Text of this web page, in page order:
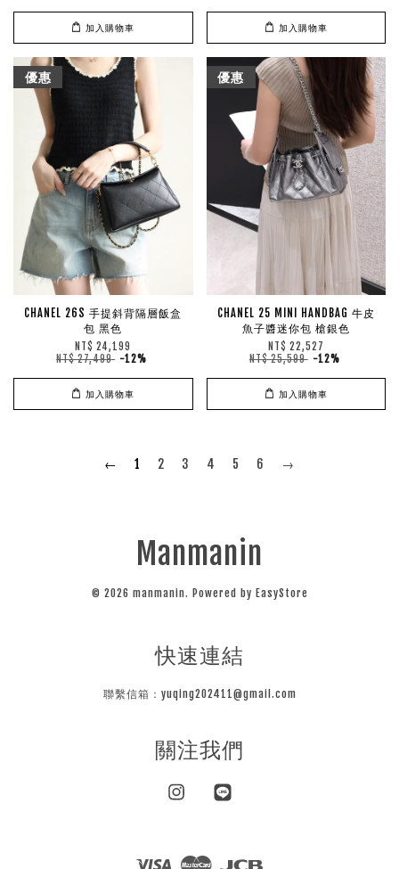
加入購物車 加入購物車
優惠
CHANEL 26S 手提斜背隔層飯盒
包 黑色
NT$ 24,199
NT$ 27,499 -12%
加入購物車
優惠
CHANEL 25 MINI HANDBAG 牛皮
魚子醬迷你包 槍銀色
NT$ 22,527
NT$ 25,599 -12%
加入購物車
← 1 2 3 4 5 6 →
Manmanin
© 2026 manmanin. Powered by EasyStore
快速連結
聯繫信箱：yuqing202411@gmail.com
關注我們
Instagram
Visa Master